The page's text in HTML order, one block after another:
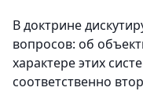
В доктрине
вопросов: об
характере этих
соответственно